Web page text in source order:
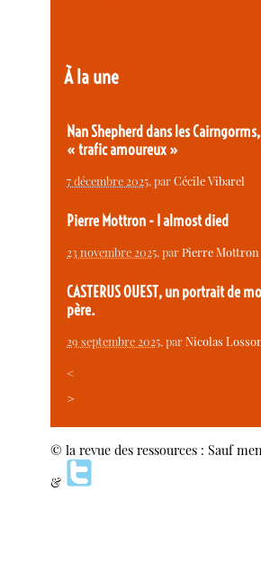
À la une
Nan Shepherd dans les
« trafic amoureux »
7 décembre 2025, parCécile Vibarel
Pierre Mottron - I almost died
23 novembre 2025, parPierre Mottron
CASTERUS OUEST, un portrait de
père.
29 septembre 2025, parNicolas
<
>
© la revue des ressources : Sauf
&